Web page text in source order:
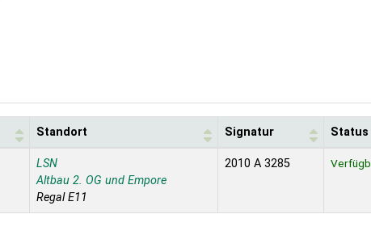
Standort Signatur Status
LSN
Altbau 2. OG und Empore
Regal E11
2010 A 3285